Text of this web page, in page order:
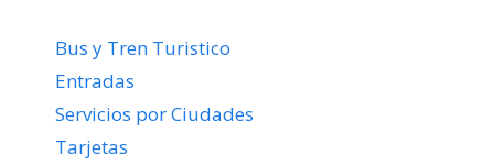
Bus y Tren Turistico
Entradas
Servicios por Ciudades
Tarjetas